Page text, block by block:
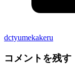
dctyumekakeru
コメントを残す